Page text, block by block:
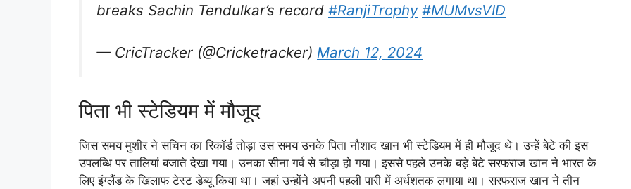
breaks Sachin Tendulkar’s record #RanjiTrophy #MUMvsVID
— CricTracker (@Cricketracker) March 12, 2024
पिता भी स्टेडियम में मौजूद
जिस समय मुशीर ने सचिन का रिकॉर्ड तोड़ा उस समय उनके पिता नौशाद खान भी स्टेडियम में ही मौजूद थे। उन्हें बेटे की इस
उपलब्धि पर तालियां बजाते देखा गया। उनका सीना गर्व से चौड़ा हो गया। इससे पहले उनके बड़े बेटे सरफराज खान ने भारत के
लिए इंग्लैंड के खिलाफ टेस्ट डेब्यू किया था। जहां उन्होंने अपनी पहली पारी में अर्धशतक लगाया था। सरफराज खान ने तीन